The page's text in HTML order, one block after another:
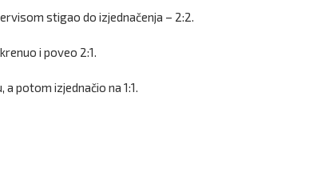
stigao do izjednačenja – 2:2.
i poveo 2:1.
potom izjednačio na 1:1.